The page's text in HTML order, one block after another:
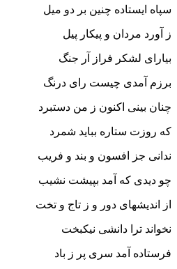
سپاه ایستاده چنین بر دو میل
ز آورد مردان و پیکار پیل‏
بیاراى لشکر فراز آر جنگ
برزم آمدى چیست راى درنگ‏
چنان بینى اکنون ز من دستبرد
که روزت ستاره بباید شمرد
ندانى جز افسون و بند و فریب
چو دیدى که آمد بپیشت نشیب‏
از اندیشه‏اى دور و ز تاج و تخت
نخواند ترا دانشى نیکبخت‏
فرستاده آمد سرى پر ز باد